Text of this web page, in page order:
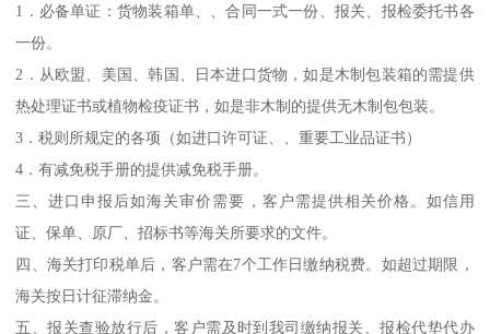
1．必备单证：货物装箱单、、合同一式一份、报关、报检委托书各
一份。
2．从欧盟、美国、韩国、日本进口货物，如是木制包装箱的需提供
热处理证书或植物检疫证书，如是非木制的提供无木制包包装。
3．税则所规定的各项（如进口许可证、、重要工业品证书）
4．有减免税手册的提供减免税手册。
三、进口申报后如海关审价需要，客户需提供相关价格。如信用
证、保单、原厂、招标书等海关所要求的文件。
四、海关打印税单后，客户需在7个工作日缴纳税费。如超过期限，
海关按日计征滞纳金。
五、报关查验放行后，客户需及时到我司缴纳报关、报检代垫代办